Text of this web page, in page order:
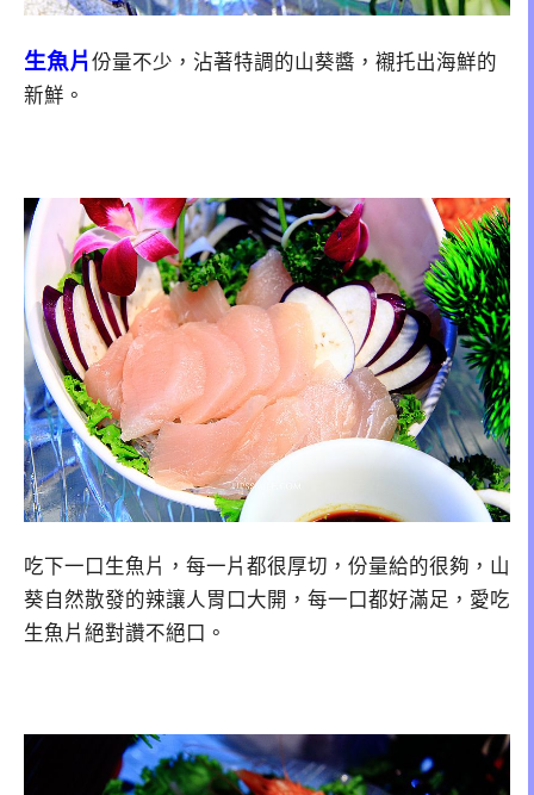
生魚片份量不少，沾著特調的山葵醬，襯托出海鮮的
新鮮。
吃下一口生魚片，每一片都很厚切，份量給的很夠，山
葵自然散發的辣讓人胃口大開，每一口都好滿足，愛吃
生魚片絕對讚不絕口。